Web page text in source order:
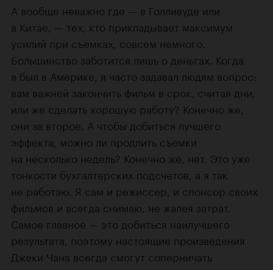
А вообще неважно где — в Голливуде или
в Китае, — тех, кто прикладывает максимум
усилий при съемках, совсем немного.
Большинство заботится лишь о деньгах. Когда
я был в Америке, я часто задавал людям вопрос:
вам важней закончить фильм в срок, считая дни,
или же сделать хорошую работу? Конечно же,
они за второе. А чтобы добиться лучшего
эффекта, можно ли продлить съемки
на несколько недель? Конечно же, нет. Это уже
тонкости бухгалтерских подсчетов, а я так
не работаю. Я сам и режиссер, и спонсор своих
фильмов и всегда снимаю, не жалея затрат.
Самое главное — это добиться наилучшего
результата, поэтому настоящие произведения
Джеки Чана всегда смогут соперничать